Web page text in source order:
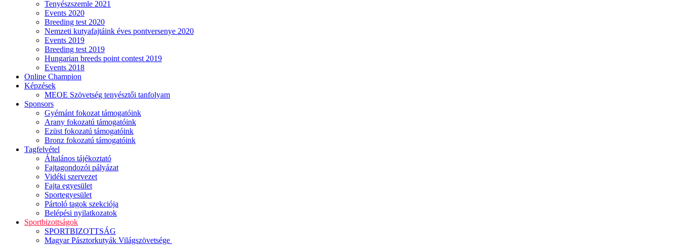
Tenyészszemle 2021
Events 2020
Breeding test 2020
Nemzeti kutyafajtáink éves pontversenye 2020
Events 2019
Breeding test 2019
Hungarian breeds point contest 2019
Events 2018
Online Champion
Képzések
MEOE Szövetség tenyésztői tanfolyam
Sponsors
Gyémánt fokozat támogatóink
Arany fokozatú támogatóink
Ezüst fokozatú támogatóink
Bronz fokozatú támogatóink
Tagfelvétel
Általános tájékoztató
Fajtagondozói pályázat
Vidéki szervezet
Fajta egyesület
Sportegyesület
Pártoló tagok szekciója
Belépési nyilatkozatok
Sportbizottságok
SPORTBIZOTTSÁG
Magyar Pásztorkutyák Világszövetsége